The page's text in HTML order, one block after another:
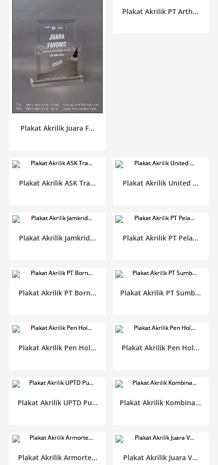
Plakat Akrilik Juara F...
Plakat Akrilik PT Arth...
Plakat Akrilik ASK Tra... Plakat Akrilik United ...
Plakat Akrilik Jamkrid... Plakat Akrilik PT Pela...
Plakat Akrilik PT Born... Plakat Akrilik PT Sumb...
Plakat Akrilik Pen Hol... Plakat Akrilik Pen Hol...
Plakat Akrilik UPTD Pu... Plakat Akrilik Kombina...
Plakat Akrilik Armorte... Plakat Akrilik Juara V...